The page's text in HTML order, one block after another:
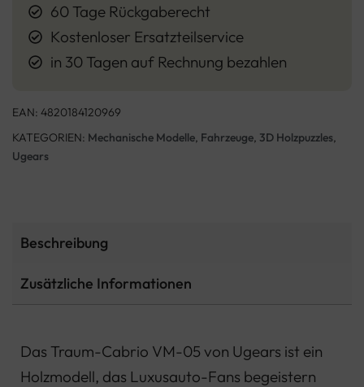
60 Tage Rückgaberecht
Kostenloser Ersatzteilservice
in 30 Tagen auf Rechnung bezahlen
EAN: 4820184120969
KATEGORIEN: Mechanische Modelle, Fahrzeuge, 3D Holzpuzzles,
Ugears
Beschreibung
Zusätzliche Informationen
Das Traum-Cabrio VM-05 von Ugears ist ein
Holzmodell, das Luxusauto-Fans begeistern